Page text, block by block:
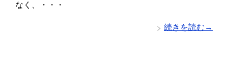
なく、・・・
続きを読む→